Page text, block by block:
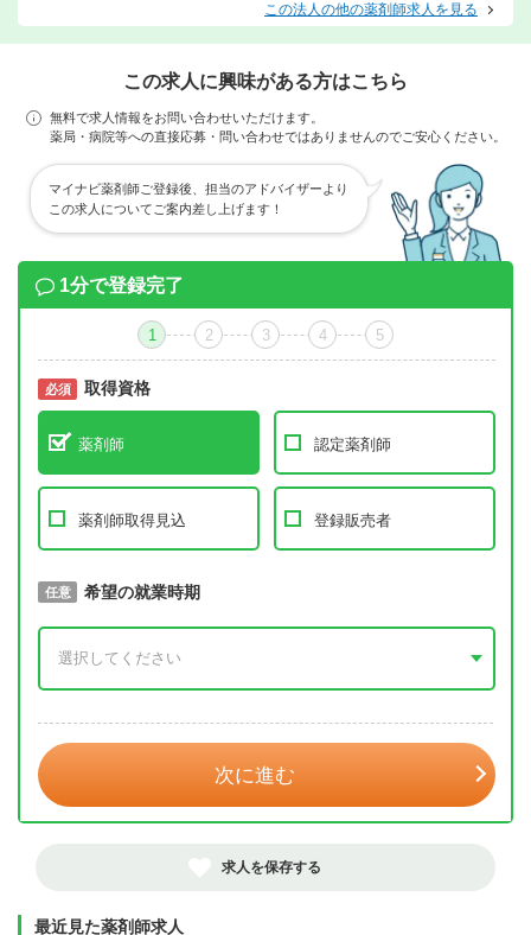
この法人の他の薬剤師求人を見る
この求人に興味がある方はこちら
無料で求人情報をお問い合わせいただけます。
薬局・病院等への直接応募・問い合わせではありませんのでご安心ください。
マイナビ薬剤師ご登録後、担当のアドバイザーより
この求人についてご案内差し上げます！
1分で登録完了
1 2 3 4 5
必須 取得資格
薬剤師 認定薬剤師
薬剤師取得見込 登録販売者
必須 取得予定年
任意 希望の就業時期
次に進む
求人を保存する
最近見た薬剤師求人